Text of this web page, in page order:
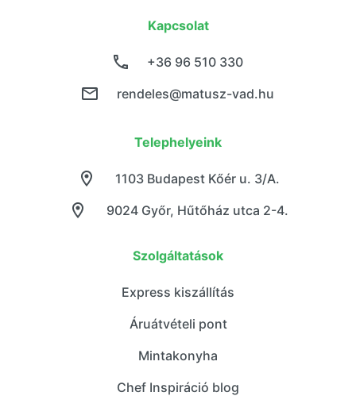
Kapcsolat
+36 96 510 330
rendeles@matusz-vad.hu
Telephelyeink
9024 Győr, Hűtőház utca 2-4.
1103 Budapest Kőér u. 3/A.
Szolgáltatások
Express kiszállítás
Áruátvételi pont
Mintakonyha
Chef Inspiráció blog